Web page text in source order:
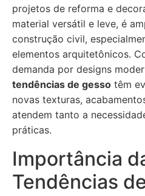
projetos de reforma e
material versátil e leve, é
construção civil,
elementos arquitetônicos.
demanda por designs
tendências de gesso têm
novas texturas,
atendem tanto a
práticas.
Importância
Tendências